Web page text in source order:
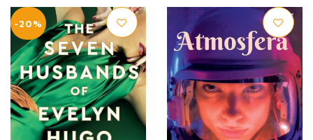
-20%